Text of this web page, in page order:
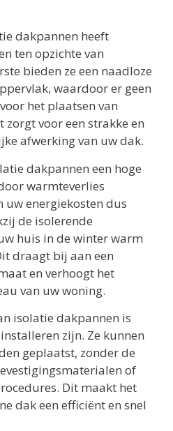
dakpannen heeft
ten opzichte van
bieden ze een naadloze
waardoor er geen
het plaatsen van
voor een strakke en
afwerking van uw dak.
dakpannen een hoge
warmteverlies
uw energiekosten dus
de isolerende
huis in de winter warm
draagt bij aan een
en verhoogt het
van uw woning.
isolatie dakpannen is
zijn. Ze kunnen
geplaatst, zonder de
of
Dit maakt het
dak een efficiënt en snel